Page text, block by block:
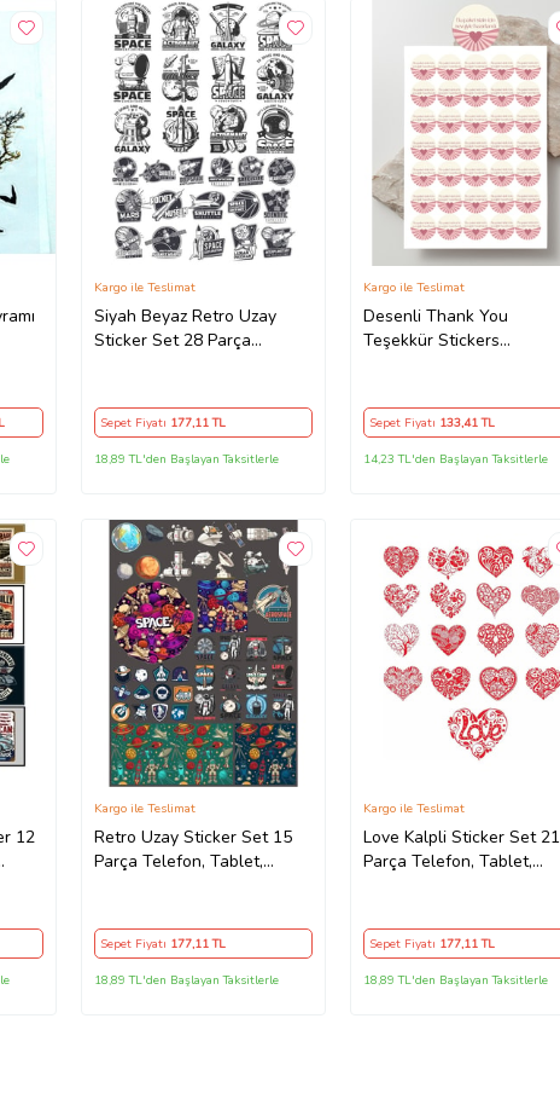
Siyah Beyaz Retro Uzay
Sticker Set 28 Parça
Kargo ile Teslimat
Sepet Fiyatı 177,11 TL
18,89 TL'den Başlayan Taksitlerle
Desenli Thank You
Teşekkür Stickers
Kargo ile Teslimat
Sepet Fiyatı 133,41 TL
14,23 TL'den Başlayan Taksitlerle
12
Retro Uzay Sticker Set 15
Parça Telefon, Tablet,
Kargo ile Teslimat
Sepet Fiyatı 177,11 TL
18,89 TL'den Başlayan Taksitlerle
Love Kalpli Sticker Set 21
Parça Telefon, Tablet,
Kargo ile Teslimat
Sepet Fiyatı 177,11 TL
18,89 TL'den Başlayan Taksitlerle